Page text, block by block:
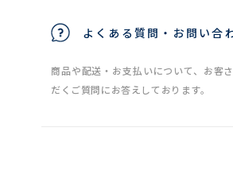
よくある質問・お問い合
商品や配送・お支払いについて、お客
だくご質問にお答えしております。